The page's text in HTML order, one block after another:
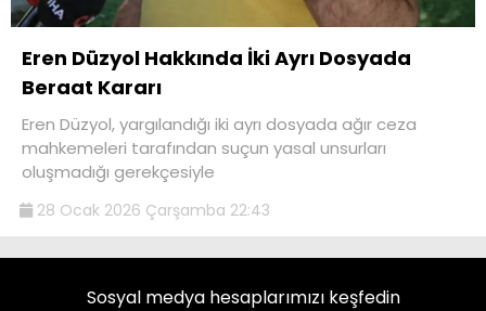
Eren Düzyol Hakkında İki Ayrı Dosyada
Beraat Kararı
Eren Düzyol, yargılandığı iki ayrı dosyada ağır ceza
mahkemeleri tarafından suçun yasal unsurları
oluşmadığı gerekçesiyle
28 Ocak 2026 Çarşamba 22:43
Sosyal medya hesaplarımızı keşfedin